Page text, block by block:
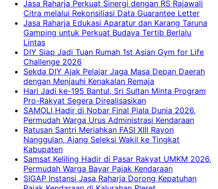
Jasa Raharja Perkuat Sinergi dengan RS Rajawali
Citra melalui Rekonsiliasi Data Guarantee Letter
Jasa Raharja Edukasi Aparatur dan Karang Taruna
Gamping untuk Perkuat Budaya Tertib Berlalu
Lintas
DIY Siap Jadi Tuan Rumah 1st Asian Gym for Life
Challenge 2026
Sekda DIY Ajak Pelajar Jaga Masa Depan Daerah
dengan Menjauhi Kenakalan Remaja
Hari Jadi ke-195 Bantul, Sri Sultan Minta Program
Pro-Rakyat Segera Direalisasikan
SAMOLI Hadir di Nobar Final Piala Dunia 2026,
Permudah Warga Urus Administrasi Kendaraan
Ratusan Santri Meriahkan FASI XIII Rayon
Nanggulan, Ajang Seleksi Wakil ke Tingkat
Kabupaten
Samsat Keliling Hadir di Pasar Rakyat UMKM 2026,
Permudah Warga Bayar Pajak Kendaraan
SIGAP Instansi Jasa Raharja Dorong Kepatuhan